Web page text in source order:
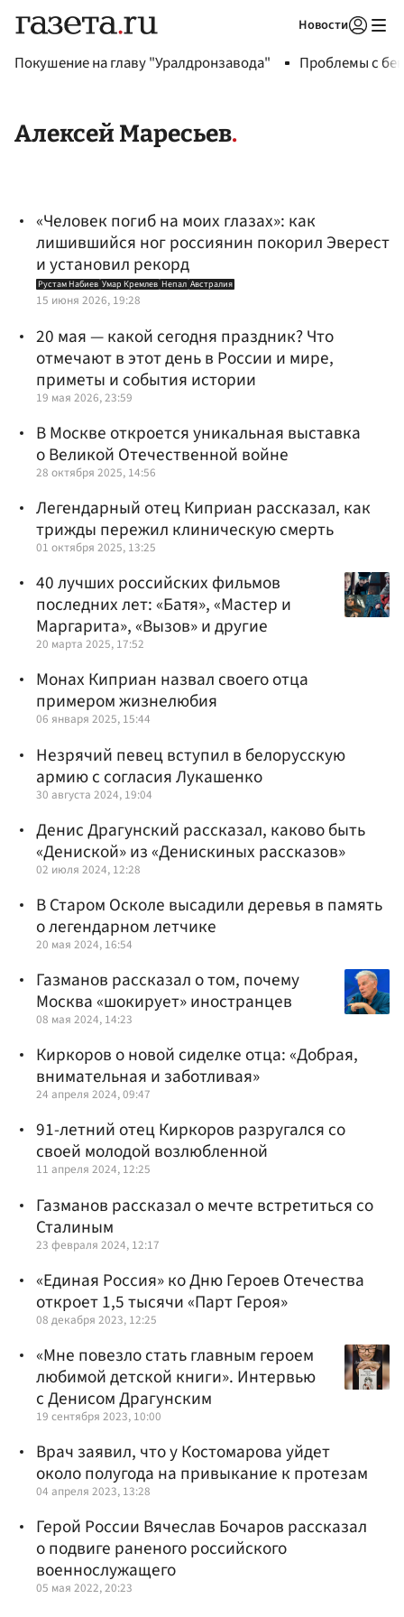
Новости
Покушение на главу "Уралдронзавода" Проблемы с
Алексей Маресьев
«Человек погиб на моих глазах»: как
лишившийся ног россиянин покорил Эверест
и установил рекорд
Рустам Набиев Умар Кремлев Непал Австралия
15 июня 2026, 19:28
20 мая — какой сегодня праздник? Что
отмечают в этот день в России и мире,
приметы и события истории
19 мая 2026, 23:59
В Москве откроется уникальная выставка
о Великой Отечественной войне
28 октября 2025, 14:56
Легендарный отец Киприан рассказал, как
трижды пережил клиническую смерть
01 октября 2025, 13:25
40 лучших российских фильмов
последних лет: «Батя», «Мастер и
Маргарита», «Вызов» и другие
20 марта 2025, 17:52
Монах Киприан назвал своего отца
примером жизнелюбия
06 января 2025, 15:44
Незрячий певец вступил в белорусскую
армию с согласия Лукашенко
30 августа 2024, 19:04
Денис Драгунский рассказал, каково быть
«Дениской» из «Денискиных рассказов»
02 июля 2024, 12:28
В Старом Осколе высадили деревья в память
о легендарном летчике
20 мая 2024, 16:54
Газманов рассказал о том, почему
Москва «шокирует» иностранцев
08 мая 2024, 14:23
Киркоров о новой сиделке отца: «Добрая,
внимательная и заботливая»
24 апреля 2024, 09:47
91-летний отец Киркоров разругался со
своей молодой возлюбленной
11 апреля 2024, 12:25
Газманов рассказал о мечте встретиться со
Сталиным
23 февраля 2024, 12:17
«Единая Россия» ко Дню Героев Отечества
откроет 1,5 тысячи «Парт Героя»
08 декабря 2023, 12:25
«Мне повезло стать главным героем
любимой детской книги». Интервью
с Денисом Драгунским
19 сентября 2023, 10:00
Врач заявил, что у Костомарова уйдет
около полугода на привыкание к протезам
04 апреля 2023, 13:28
Герой России Вячеслав Бочаров рассказал
о подвиге раненого российского
военнослужащего
05 мая 2022, 20:23